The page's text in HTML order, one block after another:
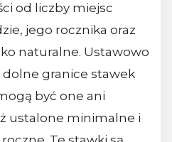
od liczby miejsc
jego rocznika oraz
naturalne. Ustawowo
granice stawek
być one ani
ustalone minimalne i